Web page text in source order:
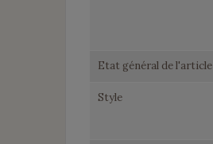
Etat général de l'article
Style